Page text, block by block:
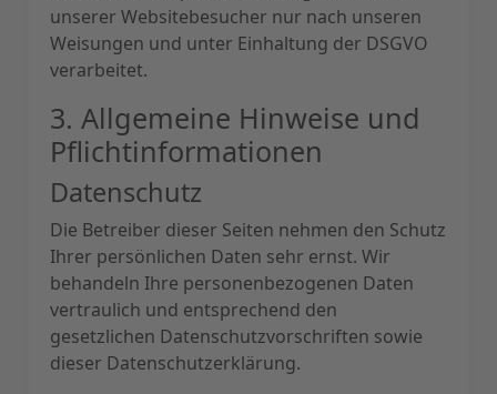
unserer Websitebesucher nur nach unseren
Weisungen und unter Einhaltung der DSGVO
verarbeitet.
3. Allgemeine Hinweise und
Pflicht­informationen
Datenschutz
Die Betreiber dieser Seiten nehmen den Schutz
Ihrer persönlichen Daten sehr ernst. Wir
behandeln Ihre personenbezogenen Daten
vertraulich und entsprechend den
gesetzlichen Datenschutzvorschriften sowie
dieser Datenschutzerklärung.